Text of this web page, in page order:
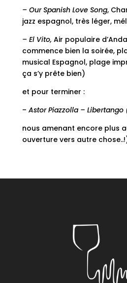
– Our Spanish Love Song,
jazz espagnol, très léger,
– El Vito, Air populaire
commence bien la soirée,
musical Espagnol, plage
ça s’y prête bien)
et pour terminer :
– Astor Piazzolla – Libertango
nous amenant encore plus
ouverture vers autre